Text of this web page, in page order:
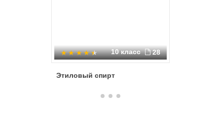
10 класс 28
Этиловый спирт